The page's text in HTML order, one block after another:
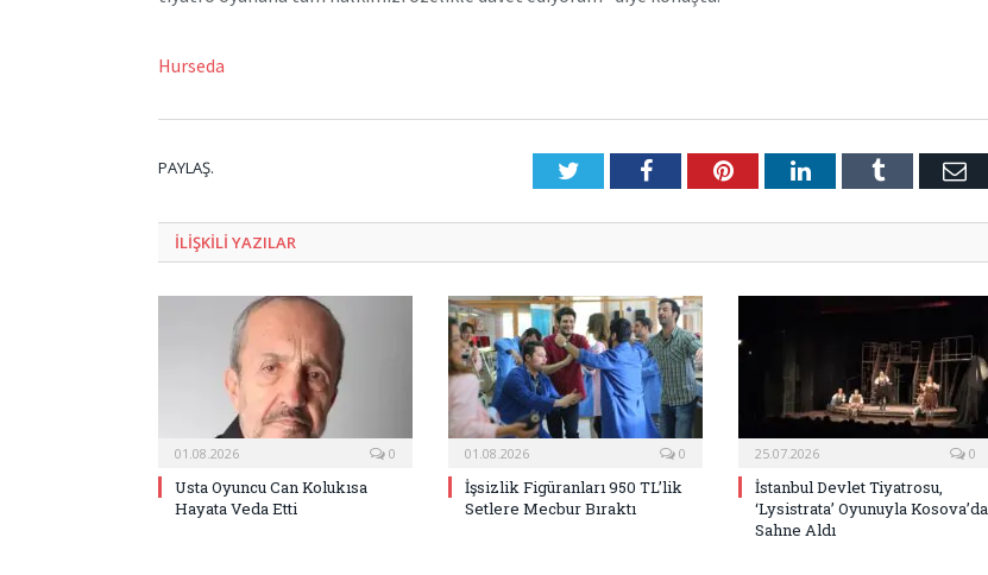
Hurseda
PAYLAŞ. TwitterFacebookPinterestLinkedInTumblr E-
ILIŞKILI YAZILAR
01.08.2026 0
Usta Oyuncu Can Kolukısa
Hayata Veda Etti
01.08.2026 0
İşsizlik Figüranları 950 TL’lik
Setlere Mecbur Bıraktı
25.07.2026 0
İstanbul Devlet Tiyatrosu,
‘Lysistrata’ Oyunuyla Kosova’da
Sahne Aldı